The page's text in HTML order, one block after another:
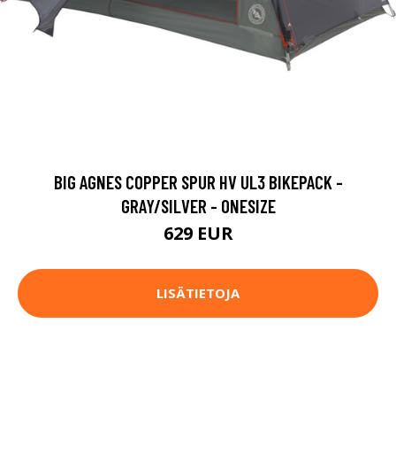
BIG AGNES COPPER SPUR HV UL3 BIKEPACK -
GRAY/SILVER - ONESIZE
629 EUR
LISÄTIETOJA